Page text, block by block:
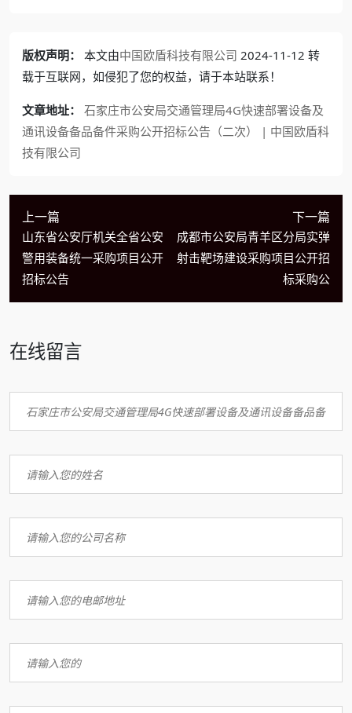
版权声明： 本文由中国欧盾科技有限公司 2024-11-12 转
载于互联网，如侵犯了您的权益，请于本站联系！
文章地址：
石家庄市公安局交通管理局4G快速部署设备及
通讯设备备品备件采购公开招标公告（二次） | 中国欧盾科
技有限公司
上一篇
山东省公安厅机关全省公安
警用装备统一采购项目公开
招标公告
下一篇
成都市公安局青羊区分局实弹
射击靶场建设采购项目公开招
标采购公
在线留言